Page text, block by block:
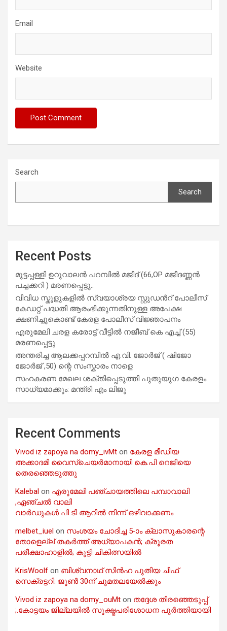
Email
Website
Search
Search
Recent Posts
മുട്ടപ്പള്ളി ഉറുവാലൻ പറമ്പിൽ മജീദ് (66,OP മജീദണ്ണൻ
പച്ചക്കറി ) മരണപ്പെട്ടു..
വിവിധ സ്കൂളുകളില്‍ സ്വയാശ്രയ സ്റ്റുഡന്‍റ് പോലീസ്
കേഡറ്റ് പദ്ധതി ആരംഭിക്കുന്നതിനുള്ള അപേക്ഷ
ക്ഷണിച്ചുകൊണ്ട് കേരള പോലീസ് വിജ്ഞാപനം
എരുമേലി ചരള കരോട്ട് വീട്ടിൽ നജീബ് കെ എച്ച് (55)
മരണപ്പെട്ടു.
അന്തരിച്ച ആ​ല​ക്ക​പ്പ​റമ്പിൽ​ എ.​വി. ജോ​ർ​ജ് ( ഷിജോ
ജോർജ് ,50) ന്റെ സംസ്കാരം നാളെ
സഹകരണ മേഖല ശക്തിപ്പെടുത്തി പുതുയുഗ കേരളം
സാധ്യമാക്കും: മന്ത്രി എം ലിജു
Recent Comments
Vivod iz zapoya na domy_ivMt on കേരള മീഡിയ
അക്കാദമി വൈസ്ചെയർമാനായി കെ.പി റെജിയെ
തെരഞ്ഞെടുത്തു
Kalebal on എരുമേലി പഞ്ചായത്തിലെ പമ്പാവാലി
,ഏഞ്ചൽ വാലി
വാർഡുകൾ പി ടി ആറിൽ നിന്ന് ഒഴിവാക്കണം
melbet_iuel on സംശയം ചോദിച്ച 5-ാം ക്ലാസുകാരന്റെ
തോളെല്ല് തകർത്ത് അധ്യാപകൻ; ക്രൂരത
പരീക്ഷാഹാളിൽ; കുട്ടി ചികിത്സയിൽ
KrisWoolf on ബിശ്വനാഥ് സിൻഹ പുതിയ ചീഫ്
സെക്രട്ടറി: ജൂൺ 30ന് ചുമതലയേൽക്കും
Vivod iz zapoya na domy_ouMt on തദ്ദേശ തിരഞ്ഞെടുപ്പ്
;.കോട്ടയം ജില്ലയിൽ സൂക്ഷ്മപരിശോധന പൂർത്തിയായി